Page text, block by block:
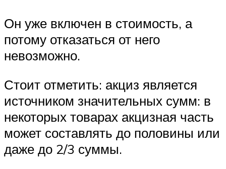
Он уже включен в стоимость, а
потому отказаться от него
невозможно.
Стоит отметить: акциз является
источником значительных сумм: в
некоторых товарах акцизная часть
может составлять до половины или
даже до 2/3 суммы.